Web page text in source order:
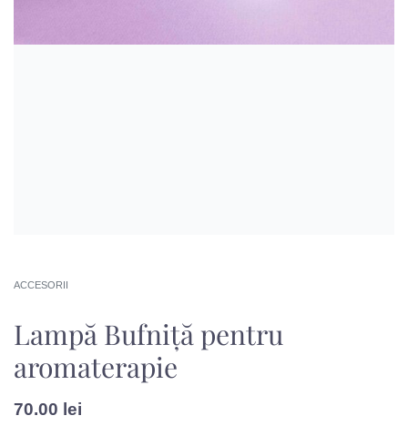
ACCESORII
Lampă Bufniță pentru
aromaterapie
70.00 lei